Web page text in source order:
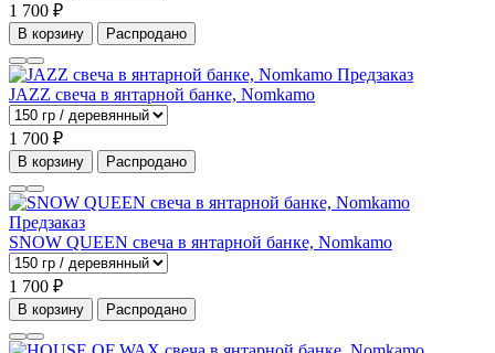
1 700 ₽
В корзину Распродано
Предзаказ
JAZZ свеча в янтарной банке, Nomkamo
1 700 ₽
В корзину Распродано
Предзаказ
SNOW QUEEN свеча в янтарной банке, Nomkamo
1 700 ₽
В корзину Распродано